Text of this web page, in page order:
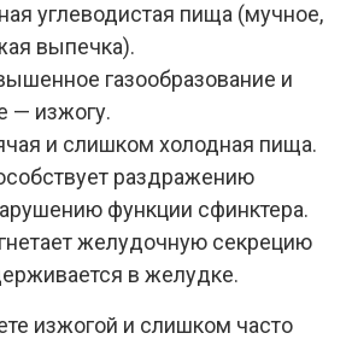
углеводистая пища (мучное,
выпечка).
газообразование и
— изжогу.
и слишком холодная пища.
раздражению
функции сфинктера.
желудочную секрецию
в желудке.
изжогой и слишком часто